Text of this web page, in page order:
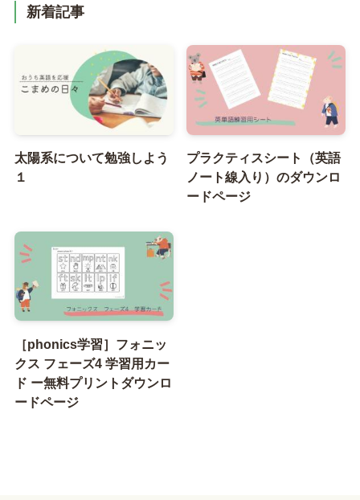
新着記事
太陽系について勉強しよう
１
プラクティスシート（英語
ノート線入り）のダウンロ
ードページ
［phonics学習］フォニッ
クス フェーズ4 学習用カー
ド ー無料プリントダウンロ
ードページ